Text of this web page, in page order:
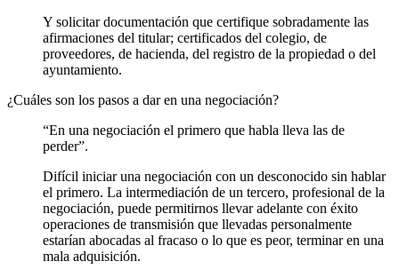
Y solicitar documentación que certifique sobradamente las
afirmaciones del titular; certificados del colegio, de
proveedores, de hacienda, del registro de la propiedad o del
ayuntamiento.
¿Cuáles son los pasos a dar en una negociación?
“En una negociación el primero que habla lleva las de
perder”.
Difícil iniciar una negociación con un desconocido sin hablar
el primero. La intermediación de un tercero, profesional de la
negociación, puede permitirnos llevar adelante con éxito
operaciones de transmisión que llevadas personalmente
estarían abocadas al fracaso o lo que es peor, terminar en una
mala adquisición.